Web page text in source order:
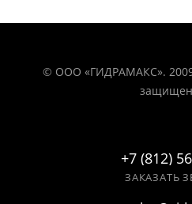
© ООО «ГИДРАМАКС».
+7 (812)
ЗАКАЗАТЬ